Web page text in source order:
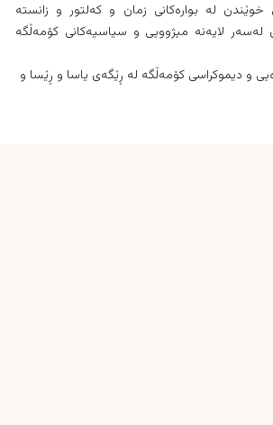
خوێندن لە بوارەکانی زمان و کەلتور و زانستە
لەسەر لایەنە میژوویی و سیاسیەکانی کۆمەڵگە
و دیموکراسی کۆمەڵگە لە ڕێگەی یاسا و ڕێسا و